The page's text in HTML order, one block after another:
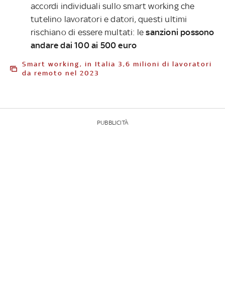
accordi individuali sullo smart working che
tutelino lavoratori e datori, questi ultimi
rischiano di essere multati: le sanzioni possono
andare dai 100 ai 500 euro
Smart working, in Italia 3,6 milioni di lavoratori
da remoto nel 2023
PUBBLICITÀ